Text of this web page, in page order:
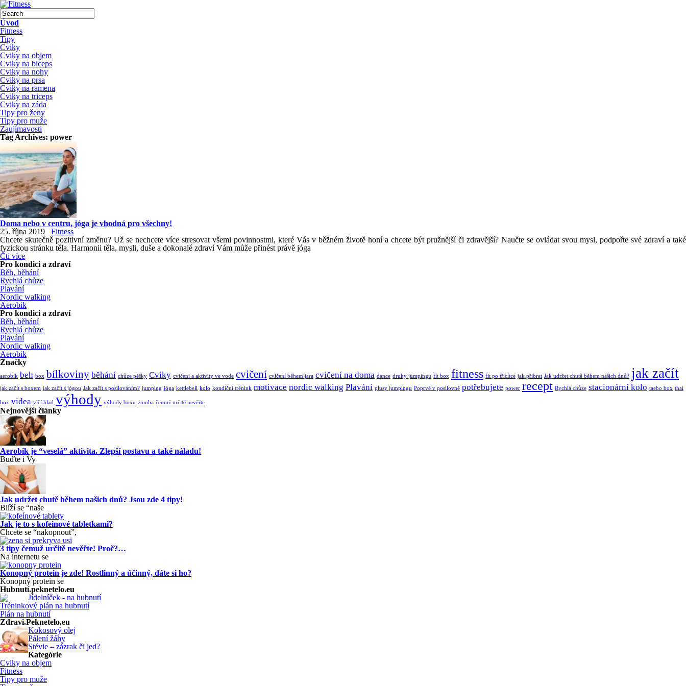
Úvod
Fitness
Tipy
Cviky
Cviky na objem
Cviky na biceps
Cviky na nohy
Cviky na prsa
Cviky na ramena
Cviky na triceps
Cviky na záda
Tipy pro ženy
Tipy pro muže
Zaujímavosti
Tag Archives: power
Doma nebo v centru, jóga je vhodná pro všechny!
25. října 2019
Fitness
Chcete skutečně pozitivní změnu? Už se nechcete více stresovat všemi povinnostmi, které Vás v běžném životě honí a chcete být pružnější či zdravější? Naučte se ovládat svou mysl, podpořte své zdraví a také
fyzickou stránku těla. Harmonii těla, mysli, duše a dokonalé zdraví Vám může přinést právě jóga
Čti více
Pro kondici a zdraví
Běh, běhání
Rychlá chůze
Plavání
Nordic walking
Aerobik
Pro kondici a zdraví
Běh, běhání
Rychlá chůze
Plavání
Nordic walking
Aerobik
Značky
aerobik beh box bílkoviny běhání chůze pěšky Cviky cvičeni a aktivity ve vode cvičení cvičení během jara cvičení na doma dance druhy jumpingu fit box fitness fit po třicítce jak přibrat Jak udržet chutě během našich dnů? jak začít
jak začít s boxem jak začít s jógou Jak začít s posilováním? jumping jóga kettlebell kolo kondiční trénink motivace nordic walking Plavání plusy jumpingu Poprvé v posilovně potřebujete power recept Rychlá chůze stacionární kolo taebo box thai
box videa vlčí hlad výhody výhody boxu zumba čemuž určitě nevěřte
Nejnovější články
Aerobik je “veselá” aktivita. Zlepší postavu a také náladu!
Buďte i Vy
Jak udržet chutě během našich dnů? Jsou zde 4 tipy!
Blíží se “naše
Jak je to s kofeinové tabletkami?
Chcete se “nakopnout”,
3 tipy čemuž určitě nevěřte! Proč?…
Na internetu se
Konopný protein je zde! Rostlinný a účinný, dáte si ho?
Konopný protein se
Hubnutí.peknetelo.eu
Jídelníček - na hubnutí
Tréninkový plán na hubnutí
Plán na hubnutí
Zdravi.Peknetelo.eu
Kokosový olej
Pálení žáhy
Stévie – zázrak či jed?
Kategórie
Cviky na objem
Fitness
Tipy pro muže